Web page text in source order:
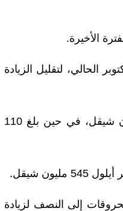
الأخيرة.
الحالي، لتقليل الزيادة
وأشارت وزارة المالية إلى أن دعم المحروقات لشهر تشرين الأول/أكتوبر ارتفع إلى 130 مليون شيقل، في حين بلغ 110
شيقل .
إلى النصف لزيادة